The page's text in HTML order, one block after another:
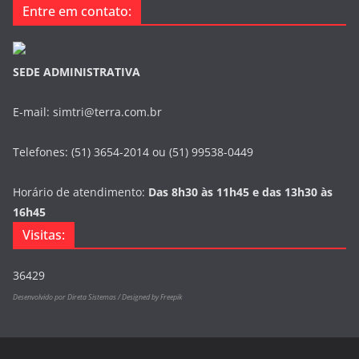
Entre em contato:
SEDE ADMINISTRATIVA
E-mail: simtri@terra.com.br
Telefones: (51) 3654-2014 ou (51) 99538-0449
Horário de atendimento: Das 8h30 às 11h45 e das 13h30 às
16h45
Visitas:
36429
Desenvolvido por Direta Sistemas /Designed by Freepik